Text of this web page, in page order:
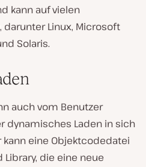
kann auf vielen
Linux, Microsoft
Solaris.
auch vom Benutzer
dynamisches Laden in sich
kann eine Objektcodedatei
Library, die eine neue